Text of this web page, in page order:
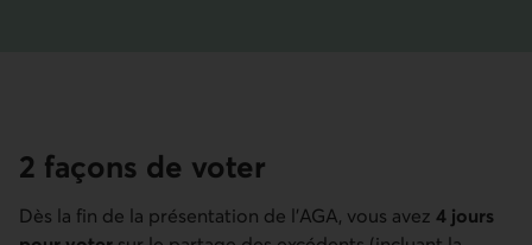
2 façons de voter
Dès la fin de la présentation de l’AGA, vous avez 4 jours